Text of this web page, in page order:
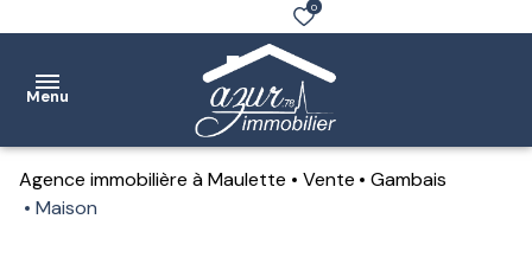
0
Menu
Accueil
Agence immobilière à Maulette Vente
Gambais
Maison